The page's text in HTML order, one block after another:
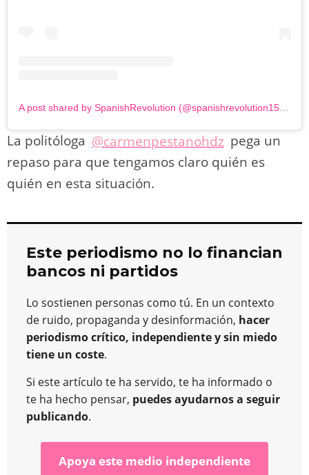
A post shared by SpanishRevolution (@spanishrevolution15m)
La politóloga @carmenpestanohdz pega un
repaso para que tengamos claro quién es
quién en esta situación.
Este periodismo no lo financian
bancos ni partidos
Lo sostienen personas como tú. En un contexto
de ruido, propaganda y desinformación, hacer
periodismo crítico, independiente y sin miedo
tiene un coste.
Si este artículo te ha servido, te ha informado o
te ha hecho pensar, puedes ayudarnos a seguir
publicando.
Apoya este medio independiente